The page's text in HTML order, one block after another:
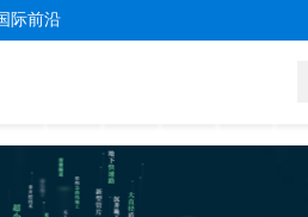
际前沿